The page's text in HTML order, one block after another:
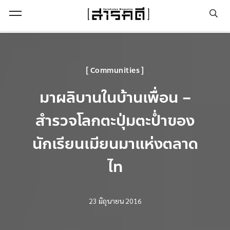
Communities
มาผลิบานในบ้านเพื่อน –
สำรวจโลกตะปุ่มตะป่ำของ
นักเรียนเมียนมาแห่งตลาด
ไท
23 มิถุนายน 2016